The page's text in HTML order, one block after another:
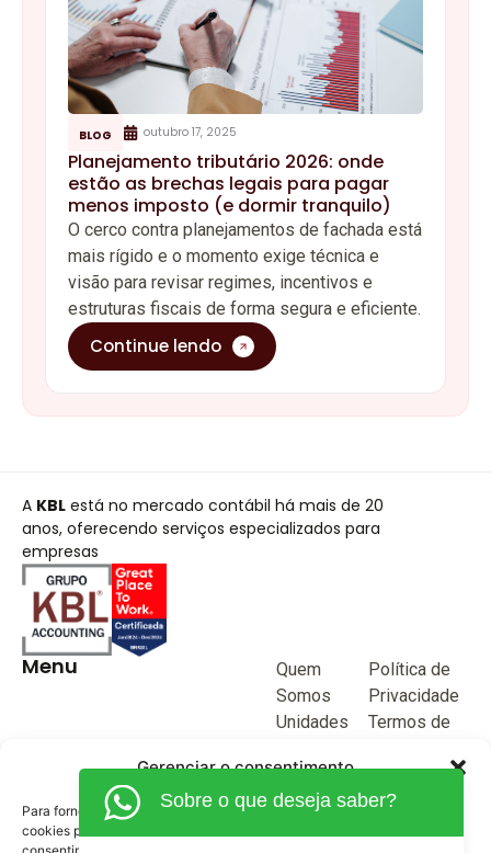
Gerenciar o consentimento
Para fornecer as melhores experiências, usamos tecnologias como
cookies para armazenar e/ou acessar informações do dispositivo. O
BLOG outubro 17, 2025
Planejamento tributário 2026: onde
estão as brechas legais para pagar
menos imposto (e dormir tranquilo)
O cerco contra planejamentos de fachada está
mais rígido e o momento exige técnica e
visão para revisar regimes, incentivos e
estruturas fiscais de forma segura e eficiente.
Continue lendo
A KBL está no mercado contábil há mais de 20
anos, oferecendo serviços especializados para
empresas
Menu
Quem
Somos
Unidades
Blog
Junte-se a
Política de
Privacidade
Termos de
Sobre o que deseja saber?